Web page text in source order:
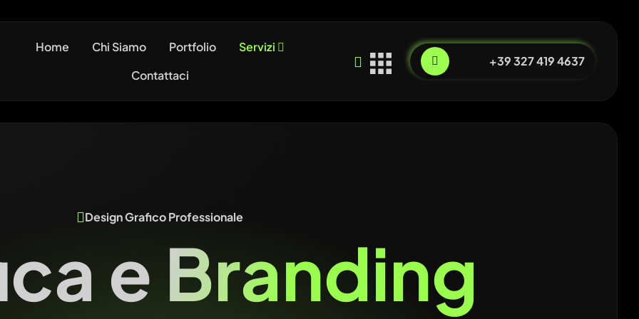
Home Chi Siamo Portfolio
Servizi
Contattaci
+39 327 419 4637
Design Grafico Professionale
e Branding